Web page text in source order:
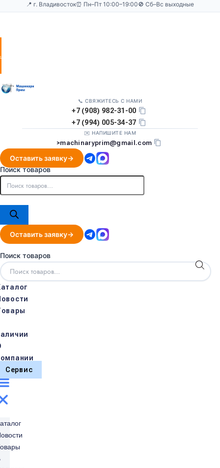
📍 г. Владивосток⏰ Пн–Пт 10:00–19:00🚫 Сб–Вс выходные
заявку
📞 СВЯЖИТЕСЬ С НАМИ
+7 (908) 982-31-00
+7 (994) 005-34-37
✉️ НАПИШИТЕ НАМ
>machinaryprim@gmail.com
Оставить заявку
Поиск товаров
Оставить заявку
Поиск товаров
Сервис